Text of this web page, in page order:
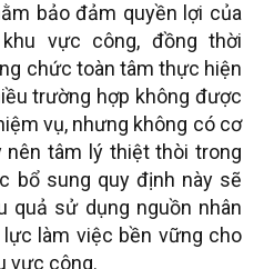
bảo đảm quyền lợi của
vực công, đồng thời
chức toàn tâm thực hiện
trường hợp không được
vụ, nhưng không có cơ
nên tâm lý thiệt thòi trong
bổ sung quy định này sẽ
quả sử dụng nguồn nhân
làm việc bền vững cho
vực công.